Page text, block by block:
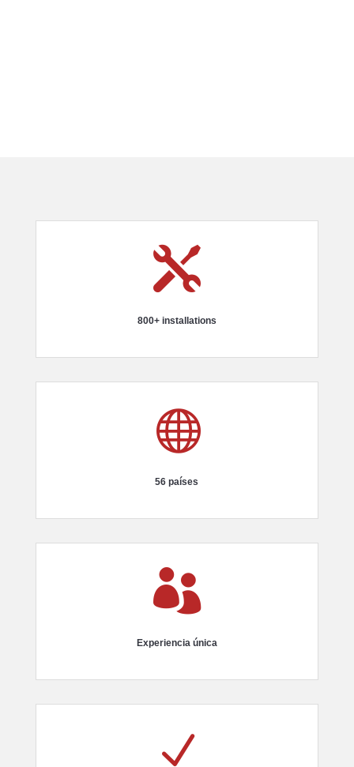

800+ installations

56 países

Experiencia única
N